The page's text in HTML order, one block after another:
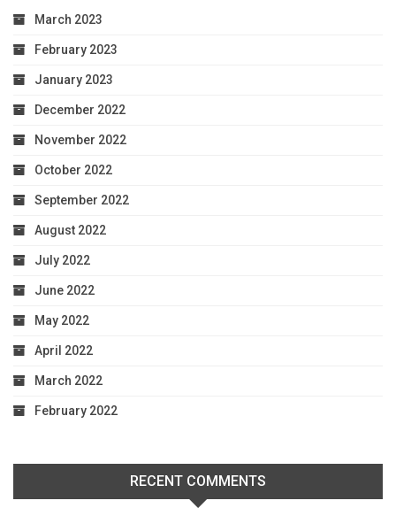
March 2023
February 2023
January 2023
December 2022
November 2022
October 2022
September 2022
August 2022
July 2022
June 2022
May 2022
April 2022
March 2022
February 2022
RECENT COMMENTS